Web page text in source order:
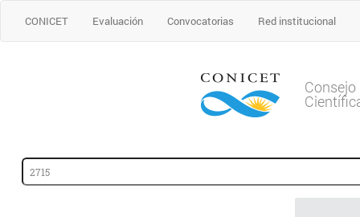
CONICET Evaluación Convocatorias Red institucional